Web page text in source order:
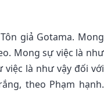
giả Gotama. Mong
Mong sự việc là như
việc là như vậy đối với
theo Phạm hạnh.